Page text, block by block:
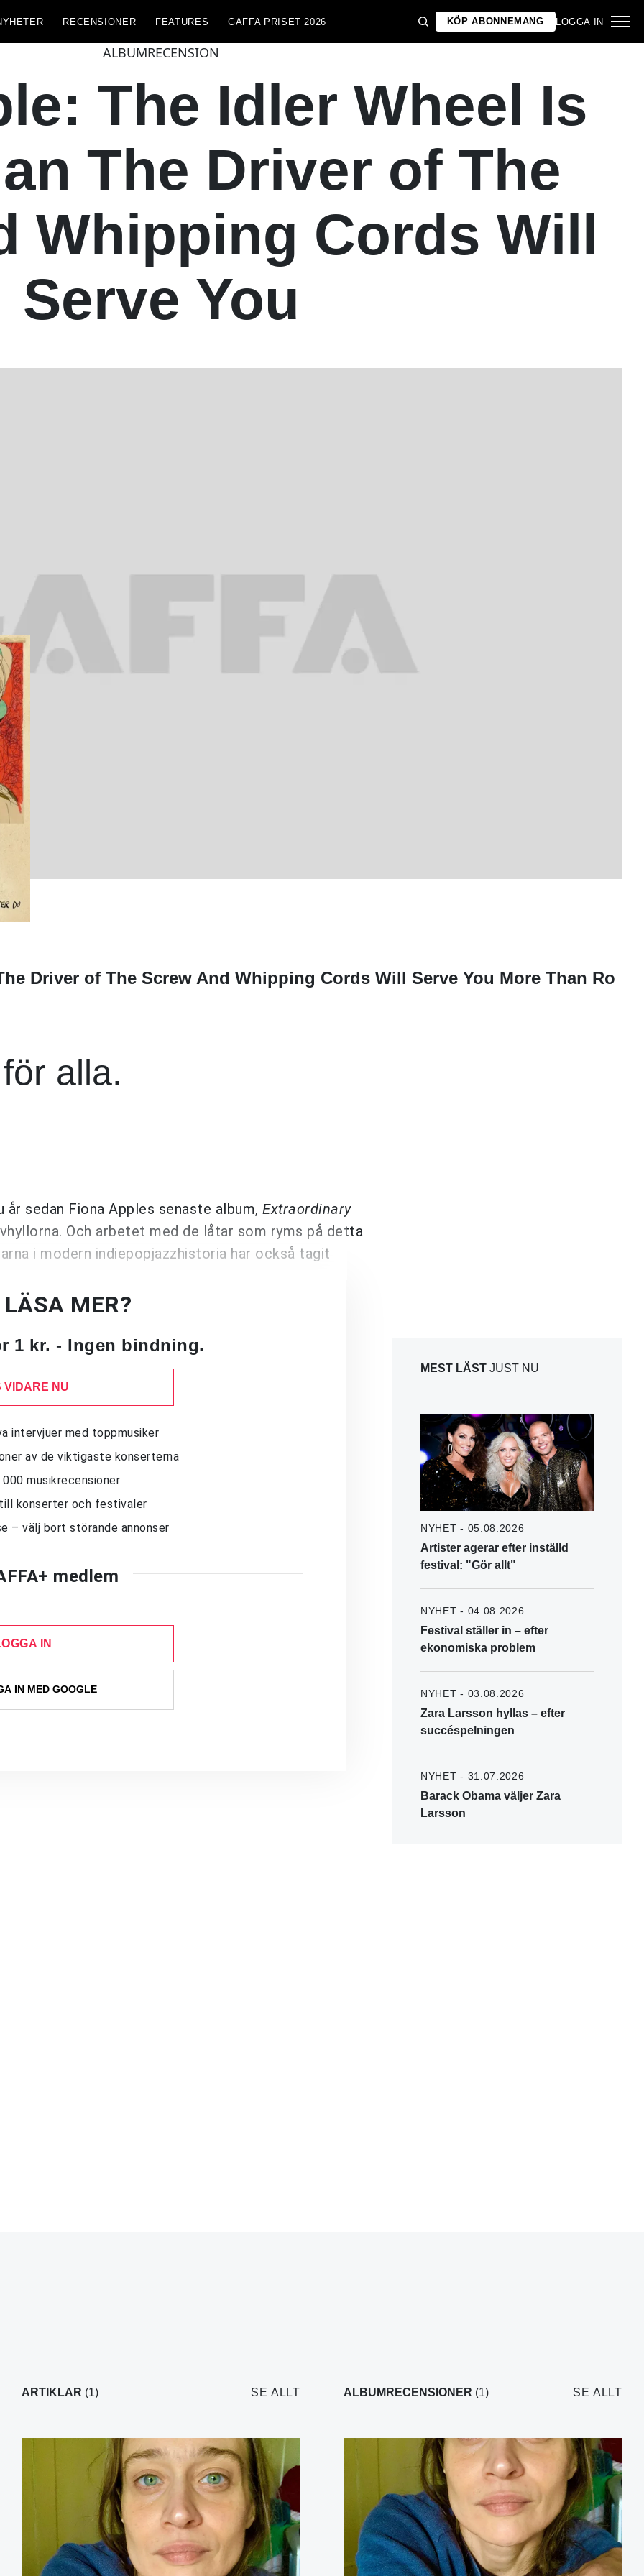
RECENSIONER FEATURES GAFFA PRISET 2026 KÖP ABONNEMANG LOGGA IN
ALBUMRECENSION
The Idler Wheel Is
The Driver of The
Whipping Cords Will
Serve You
Driver of The Screw And Whipping Cords Will Serve You More Than Ro
alla.
sedan Fiona Apples senaste album, Extraordinary
Och arbetet med de låtar som ryms på detta
i modern indiepopjazzhistoria har också tagit
MER?
1 kr. - Ingen bindning.
VIDARE NU
intervjuer med toppmusiker
av de viktigaste konserterna
musikrecensioner
konserter och festivaler
– välj bort störande annonser
medlem
IN
IN MED GOOGLE
MEST LÄST JUST NU
NYHET - 05.08.2026
Artister agerar efter inställd
festival: "Gör allt"
NYHET - 04.08.2026
Festival ställer in – efter
ekonomiska problem
NYHET - 03.08.2026
Zara Larsson hyllas – efter
succéspelningen
NYHET - 31.07.2026
Barack Obama väljer Zara
Larsson
ARTIKLAR (1) SE ALLT ALBUMRECENSIONER (1) SE ALLT